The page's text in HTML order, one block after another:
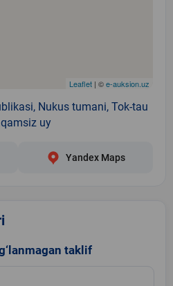
Leaflet | ©e-auksion.uz
Nukus tumani, Tok-tau
uy
Yandex Maps
taklif